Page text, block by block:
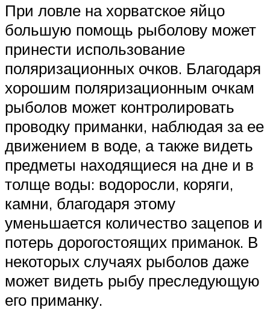
При ловле на хорватское яйцо
большую помощь рыболову может
принести использование
поляризационных очков. Благодаря
хорошим поляризационным очкам
рыболов может контролировать
проводку приманки, наблюдая за ее
движением в воде, а также видеть
предметы находящиеся на дне и в
толще воды: водоросли, коряги,
камни, благодаря этому
уменьшается количество зацепов и
потерь дорогостоящих приманок. В
некоторых случаях рыболов даже
может видеть рыбу преследующую
его приманку.